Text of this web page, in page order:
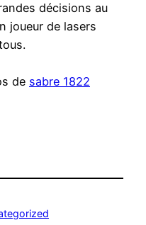
décisions au
joueur de lasers
de sabre 1822